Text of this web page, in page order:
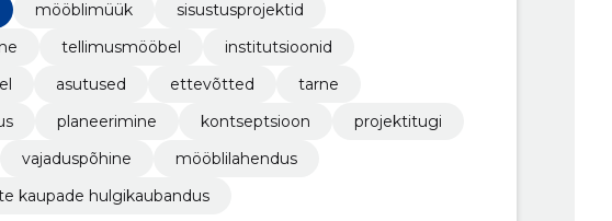
mööblimüük
sisustusprojektid
tellimusmööbel
institutsioonid
asutused ettevõtted
tarne
planeerimine kontseptsioon
projektitugi
vajaduspõhine
mööblilahendus
kaupade hulgikaubandus